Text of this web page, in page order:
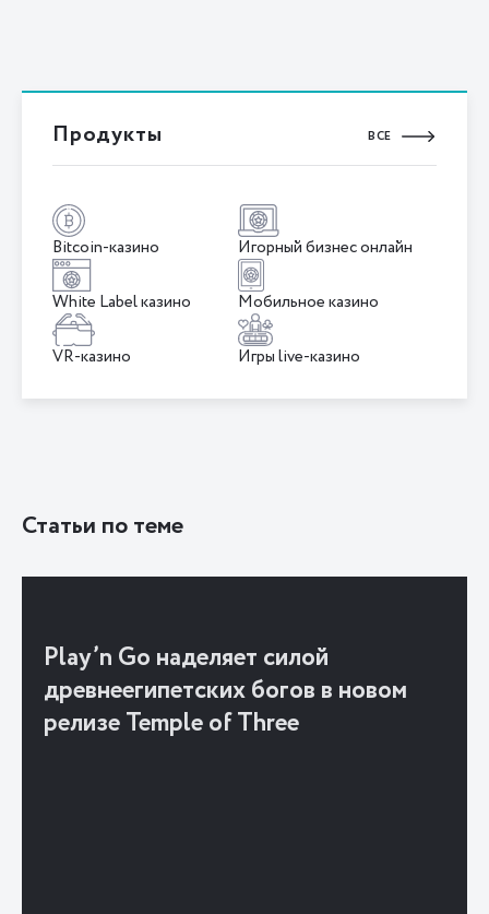
Продукты
Bitcoin-казино
White Label казино
Игорный бизнес онлайн
Мобильное казино
VR-казино Игры live-казино
ВСЕ
Статьи по теме
Play’n Go наделяет силой
древнеегипетских богов в новом
релизе Temple of Three